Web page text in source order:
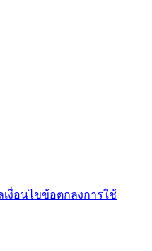
เงื่อนไขข้อตกลงการใช้